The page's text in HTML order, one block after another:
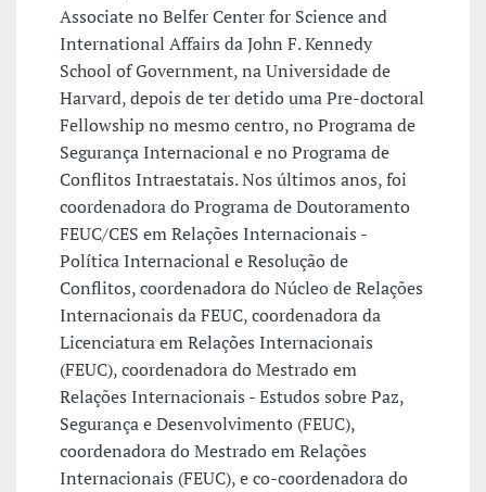
Associate no Belfer Center for Science and
International Affairs da John F. Kennedy
School of Government, na Universidade de
Harvard, depois de ter detido uma Pre-doctoral
Fellowship no mesmo centro, no Programa de
Segurança Internacional e no Programa de
Conflitos Intraestatais. Nos últimos anos, foi
coordenadora do Programa de Doutoramento
FEUC/CES em Relações Internacionais -
Política Internacional e Resolução de
Conflitos, coordenadora do Núcleo de Relações
Internacionais da FEUC, coordenadora da
Licenciatura em Relações Internacionais
(FEUC), coordenadora do Mestrado em
Relações Internacionais - Estudos sobre Paz,
Segurança e Desenvolvimento (FEUC),
coordenadora do Mestrado em Relações
Internacionais (FEUC), e co-coordenadora do